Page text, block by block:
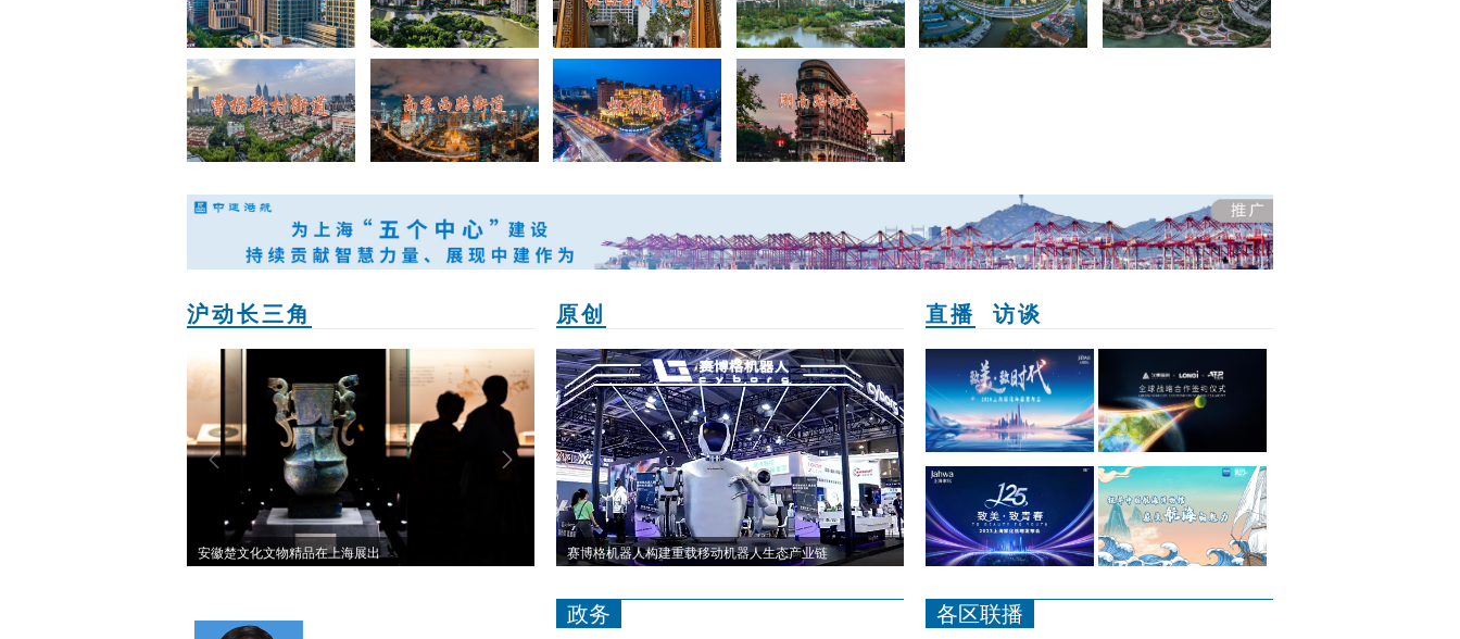
沪动长三角
新华全媒+｜长三角重大工程奋战“开门红” 新春走基层｜长三角海港VLOG：大舟如山看舟山 安徽楚文化文物精品在上海展出
next
原创
赛博格机器人构建重载移动机器人生态产业链 上海瑞金医院首设复发淋巴瘤临床研究专病门诊 用寸土寸金地，圆绿水青山梦 赛博格机器人构建重载移动机器
prev next
直播 访谈
政务 各区联播